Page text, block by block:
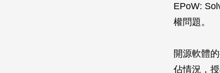
EPoW:
權問題。
開源軟體
佔情況，